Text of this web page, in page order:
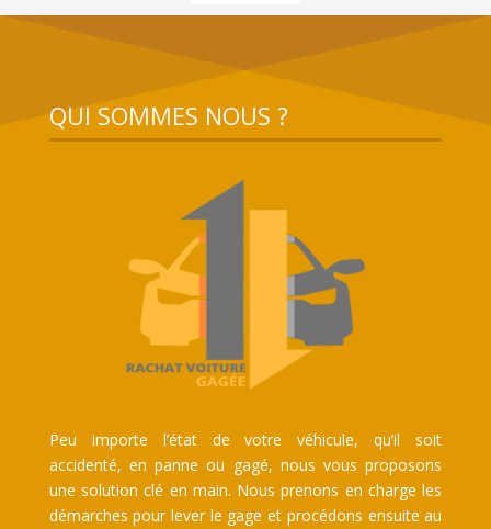
QUI SOMMES NOUS ?
Peu importe l’état de votre véhicule, qu’il soit
accidenté, en panne ou gagé, nous vous proposons
une solution clé en main. Nous prenons en charge les
démarches pour lever le gage et procédons ensuite au